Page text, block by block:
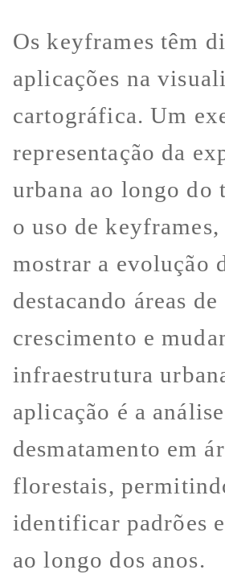
Os keyframes têm
aplicações na
cartográfica. Um
representação da
urbana ao longo do
o uso de
mostrar a evolução
destacando áreas de
crescimento e
infraestrutura
aplicação é a
desmatamento em
florestais,
identificar padrões
ao longo dos anos.